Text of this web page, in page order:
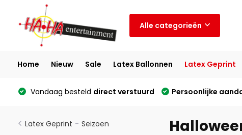
Alle categorieën
Home Nieuw Sale Latex Ballonnen Latex Geprint
Vandaag besteld direct verstuurd Persoonlijke
Latex Geprint - Seizoen